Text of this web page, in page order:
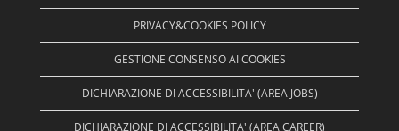
PRIVACY&COOKIES POLICY
GESTIONE CONSENSO AI COOKIES
DICHIARAZIONE DI ACCESSIBILITA' (AREA JOBS)
DICHIARAZIONE DI ACCESSIBILITA' (AREA CAREER)